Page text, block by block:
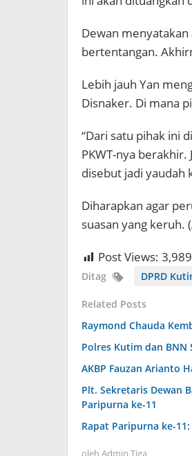
Dewan
bertentangan.
Lebih jauh Yan
Disnaker. Di mana
“Dari satu pihak ini
PKWT-nya
disebut jadi yaudah
Diharapkan agar
suasan yang keruh.
Post Views: 3,989
Ditag DPRD
Related Posts
Raymond Chauda
Polres Kutim dan BNN
AKBP Fauzan Arianto
Plt. Sekretaris Dewan
Paripurna ke-11
Rapat Paripurna ke-
oleh Admin Tiga